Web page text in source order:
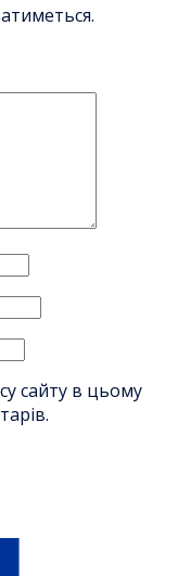
сайту в цьому